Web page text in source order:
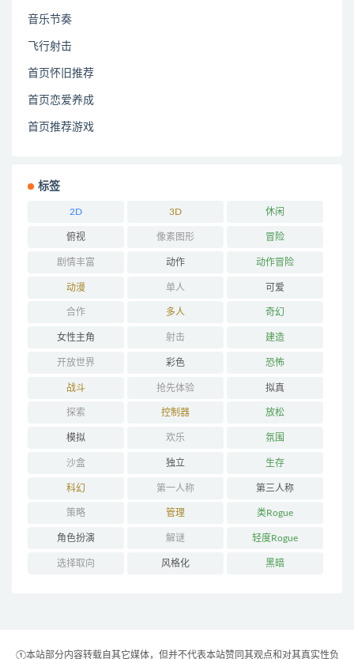
音乐节奏
飞行射击
首页怀旧推荐
首页恋爱养成
首页推荐游戏
标签
2D 3D 休闲
俯视 像素图形 冒险
剧情丰富 动作 动作冒险
动漫 单人 可爱
合作 多人 奇幻
女性主角 射击 建造
开放世界 彩色 恐怖
战斗 抢先体验 拟真
探索 控制器 放松
模拟 欢乐 氛围
沙盒 独立 生存
科幻 第一人称 第三人称
策略 管理 类Rogue
角色扮演 解谜 轻度Rogue
选择取向 风格化 黑暗
①本站部分内容转载自其它媒体，但并不代表本站赞同其观点和对其真实性负